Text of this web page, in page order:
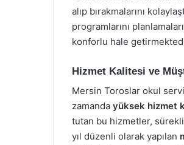
alıp bırakmalarını
programlarını
konforlu hale
Hizmet Kalitesi ve
Mersin Toroslar okul
zamanda yüksek hizmet
tutan bu hizmetler,
yıl düzenli olarak yapılan